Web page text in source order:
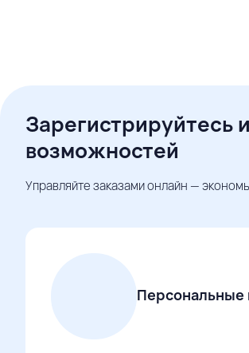
Зарегистрируйтесь
возможностей
Управляйте заказами онлайн —
Персональные